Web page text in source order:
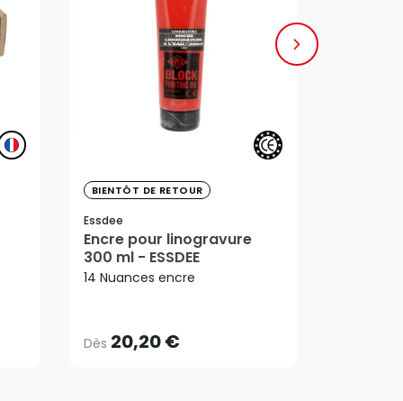
BIENTÔT DE RETOUR
Essdee
Encre pour linogravure
300 ml - ESSDEE
14 Nuances encre
Dès 20,20 €
Dès20,20 €